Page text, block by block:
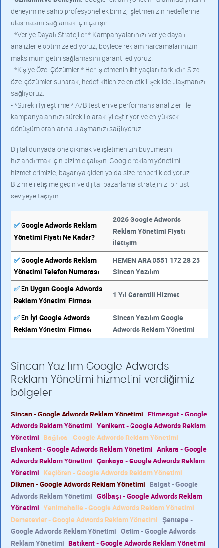
deneyimine sahip profesyonel ekibimiz, işletmenizin hedeflerine
ulaşmasını sağlamak için çalışır.
- *Veriye Dayalı Stratejiler:* Kampanyalarınızı veriye dayalı
analizlerle optimize ediyoruz, böylece reklam harcamalarınızın
maksimum getiri sağlamasını garanti ediyoruz.
- *Kişiye Özel Çözümler:* Her işletmenin ihtiyaçları farklıdır. Size
özel çözümler sunarak, hedef kitlenize en etkili şekilde ulaşmanızı
sağlıyoruz.
- *Sürekli İyileştirme:* A/B testleri ve performans analizleri ile
kampanyalarınızı sürekli olarak iyileştiriyor ve en yüksek
dönüşüm oranlarına ulaşmanızı sağlıyoruz.
Dijital dünyada öne çıkmak ve işletmenizin büyümesini
hızlandırmak için bizimle çalışın. Google reklam yönetimi
hizmetlerimizle, başarıya giden yolda size rehberlik ediyoruz.
Bizimle iletişime geçin ve dijital pazarlama stratejinizi bir üst
seviyeye taşıyın.
✅Google Adwords Reklam
Yönetimi Fiyatı Ne Kadar?
2026 Google Adwords
Reklam Yönetimi Fiyatı
İletişim
✅Google Adwords Reklam
Yönetimi Telefon Numarası
HEMEN ARA 0551 172 28 25
Sincan Yazılım
✅En Uygun Google Adwords
Reklam Yönetimi Firması
1 Yıl Garantili Hizmet
✅En İyi Google Adwords
Reklam Yönetimi Firması
Sincan Yazılım Google
Adwords Reklam Yönetimi
Sincan Yazılım Google Adwords
Reklam Yönetimi hizmetini verdiğimiz
bölgeler
Sincan - Google Adwords Reklam Yönetimi Etimesgut - Google
Adwords Reklam Yönetimi Yenikent - Google Adwords Reklam
Yönetimi Bağlıca - Google Adwords Reklam Yönetimi
Elvankent - Google Adwords Reklam Yönetimi Ankara - Google
Adwords Reklam Yönetimi Çankaya - Google Adwords Reklam
Yönetimi Keçiören - Google Adwords Reklam Yönetimi
Dikmen - Google Adwords Reklam Yönetimi Balgat - Google
Adwords Reklam Yönetimi Gölbaşı - Google Adwords Reklam
Yönetimi Yenimahalle - Google Adwords Reklam Yönetimi
Demetevler - Google Adwords Reklam Yönetimi Şentepe -
Google Adwords Reklam Yönetimi Ostim - Google Adwords
Reklam Yönetimi Batıkent - Google Adwords Reklam Yönetimi